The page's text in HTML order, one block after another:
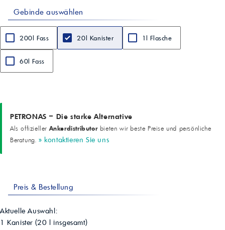
Stockpunkt
Aussehen
B. & C.
Hinweis
Alle technischen Daten sind Richtwerte. Datenstand 06/2012.
Gebinde auswählen
200l Fass 20l Kanister 1l Flasche
60l Fass
PETRONAS – Die starke Alternative
Als offiziellerAnkerdistributorbieten wir beste Preise und persönliche
Beratung. » kontaktieren Sie uns
Preis & Bestellung
Aktuelle Auswahl:
1 Kanister (20 l insgesamt)